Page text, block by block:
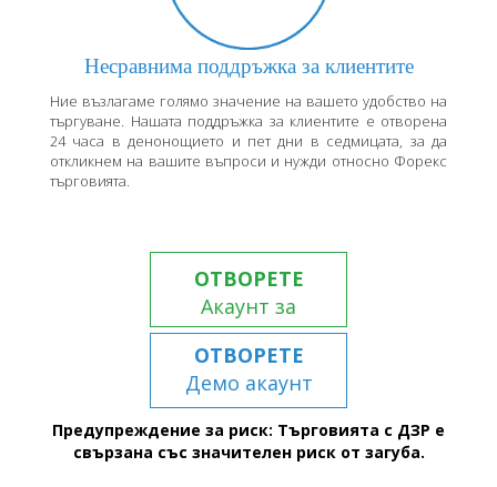
Несравнима поддръжка за клиентите
Ние възлагаме голямо значение на вашето удобство на
търгуване. Нашата поддръжка за клиентите е отворена
24 часа в денонощието и пет дни в седмицата, за да
откликнем на вашите въпроси и нужди относно Форекс
търговията.
ОТВОРЕТЕ
Акаунт за
търговия
ОТВОРЕТЕ
Демо акаунт
Предупреждение за риск: Търговията с ДЗР е
свързана със значителен риск от загуба.